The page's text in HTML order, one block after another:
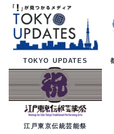
TOKYO UPDATES
江戸東京伝統芸能祭